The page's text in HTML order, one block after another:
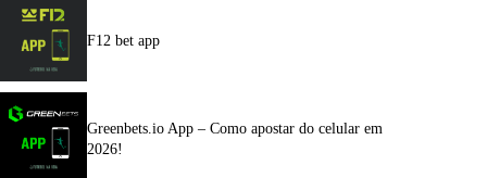
F12 bet app
Greenbets.io App – Como apostar do celular em
2026!